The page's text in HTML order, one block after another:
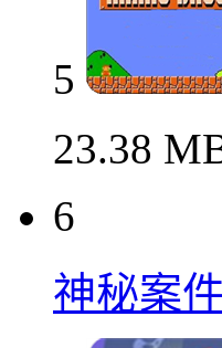
5
23.38
6
神秘案